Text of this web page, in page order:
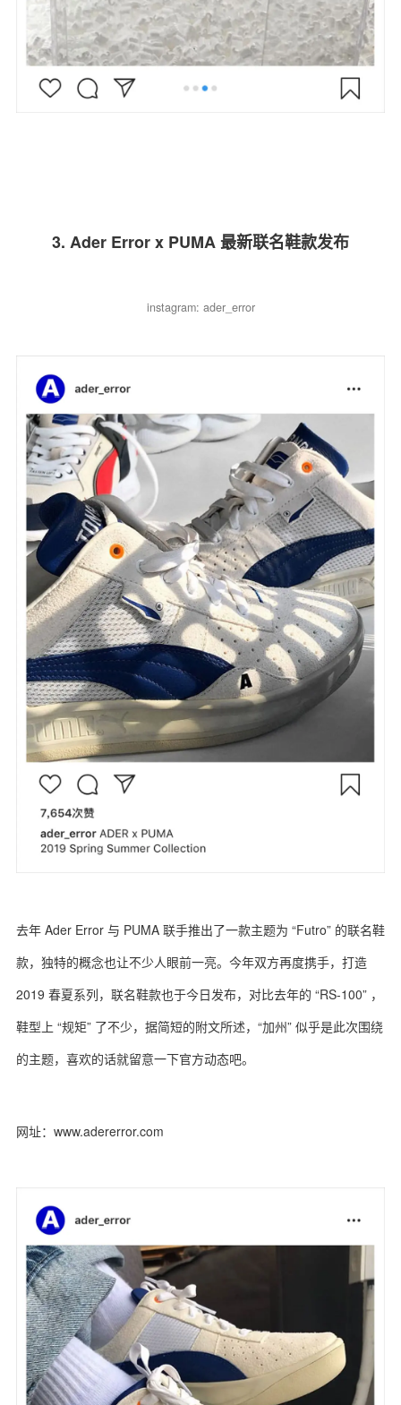
3. Ader Error x PUMA 最新联名鞋款发布
instagram: ader_error
去年 Ader Error 与 PUMA 联手推出了一款主题为 “Futro” 的联名鞋
款，独特的概念也让不少人眼前一亮。今年双方再度携手，打造
2019 春夏系列，联名鞋款也于今日发布，对比去年的 “RS-100” ，
鞋型上 “规矩” 了不少，据简短的附文所述，“加州” 似乎是此次围绕
的主题，喜欢的话就留意一下官方动态吧。
网址：www.adererror.com